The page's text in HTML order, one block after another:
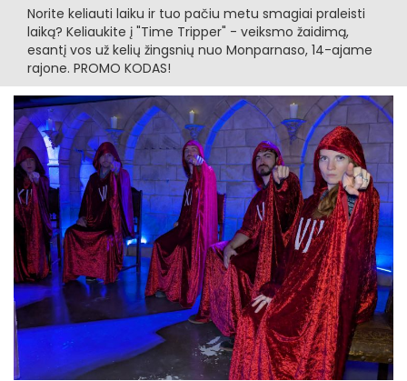
Norite keliauti laiku ir tuo pačiu metu smagiai praleisti
laiką? Keliaukite į "Time Tripper" - veiksmo žaidimą,
esantį vos už kelių žingsnių nuo Monparnaso, 14-ajame
rajone. PROMO KODAS!